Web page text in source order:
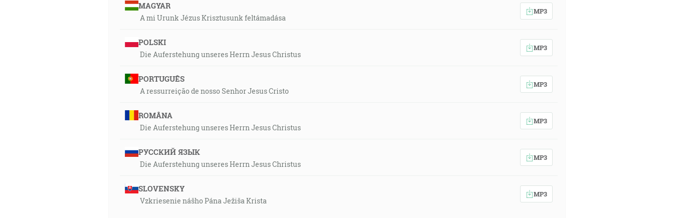
MAGYAR
A mi Urunk Jézus Krisztusunk feltámadása
MP3
POLSKI
Die Auferstehung unseres Herrn Jesus Christus
MP3
PORTUGUÊS
A ressurreição de nosso Senhor Jesus Cristo
MP3
ROMÂNA
Die Auferstehung unseres Herrn Jesus Christus
MP3
РУССКИЙ ЯЗЫК
Die Auferstehung unseres Herrn Jesus Christus
MP3
SLOVENSKY
Vzkriesenie nášho Pána Ježiša Krista
MP3